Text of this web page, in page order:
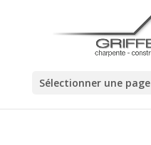
Sélectionner une page